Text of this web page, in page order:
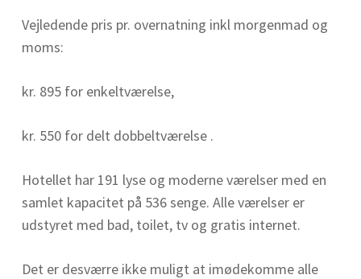
Vejledende pris pr. overnatning inkl morgenmad og
moms:
kr. 895 for enkeltværelse,
kr. 550 for delt dobbeltværelse .
Hotellet har 191 lyse og moderne værelser med en
samlet kapacitet på 536 senge. Alle værelser er
udstyret med bad, toilet, tv og gratis internet.
Det er desværre ikke muligt at imødekomme alle